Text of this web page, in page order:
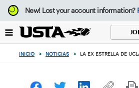
Enfoque
desde
botón
volver
principio
New!Lost your account information?
INICIO > NOTICIAS > LA EX ESTRELLA DE